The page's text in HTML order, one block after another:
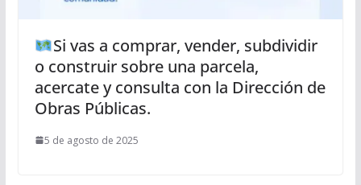
Si vas a comprar, vender, subdividir
o construir sobre una parcela,
acercate y consulta con la Dirección de
Obras Públicas.
5 de agosto de 2025